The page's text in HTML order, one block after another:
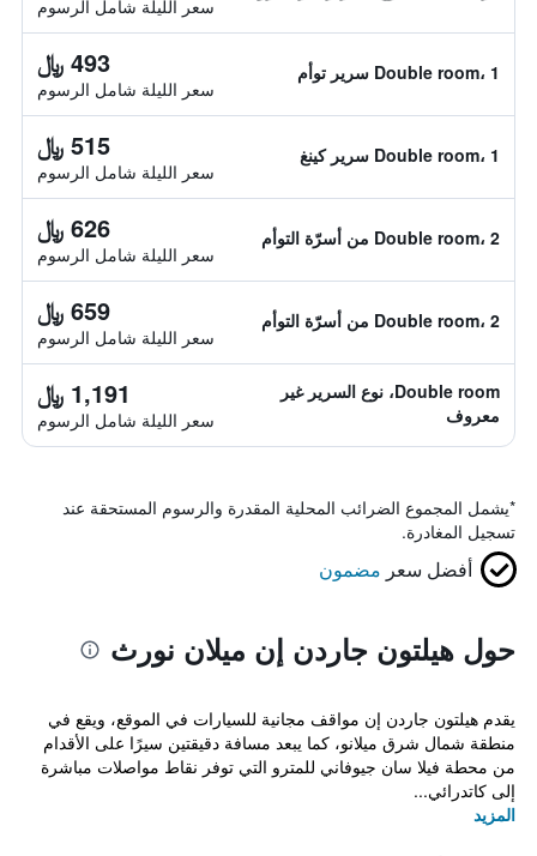
سعر الليلة شامل الرسوم
Double room، 1 سرير توأم 493 ﷼
سعر الليلة شامل الرسوم
Double room، 1 سرير كينغ 515 ﷼
سعر الليلة شامل الرسوم
Double room، 2 من أسرّة التوأم 626 ﷼
سعر الليلة شامل الرسوم
Double room، 2 من أسرّة التوأم 659 ﷼
سعر الليلة شامل الرسوم
Double room، نوع السرير غير
معروف
1,191 ﷼
سعر الليلة شامل الرسوم
*يشمل المجموع الضرائب المحلية المقدرة والرسوم المستحقة عند
تسجيل المغادرة.
أفضل سعر مضمون
حول هيلتون جاردن إن ميلان نورث
يقدم هيلتون جاردن إن مواقف مجانية للسيارات في الموقع، ويقع في
منطقة شمال شرق ميلانو، كما يبعد مسافة دقيقتين سيرًا على الأقدام
من محطة فيلا سان جيوفاني للمترو التي توفر نقاط مواصلات مباشرة
إلى كاتدرائي...
المزيد